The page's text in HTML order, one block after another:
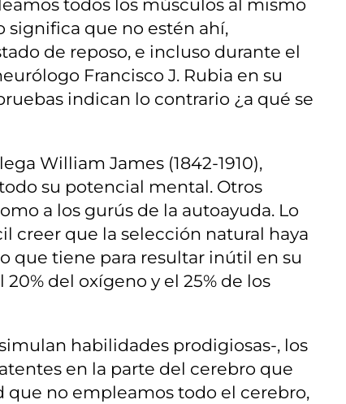
todos los músculos al mismo
significa que no estén ahí,
de reposo, e incluso durante el
Francisco J. Rubia en su
indican lo contrario ¿a qué se
William James (1842-1910),
su potencial mental. Otros
a los gurús de la autoayuda. Lo
creer que la selección natural haya
que tiene para resultar inútil en su
del oxígeno y el 25% de los
habilidades prodigiosas-, los
en la parte del cerebro que
que no empleamos todo el cerebro,